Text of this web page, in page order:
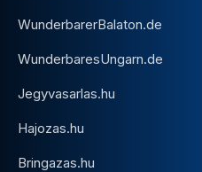
WunderbarerBalaton.de
WunderbaresUngarn.de
Jegyvasarlas.hu
Hajozas.hu
Bringazas.hu